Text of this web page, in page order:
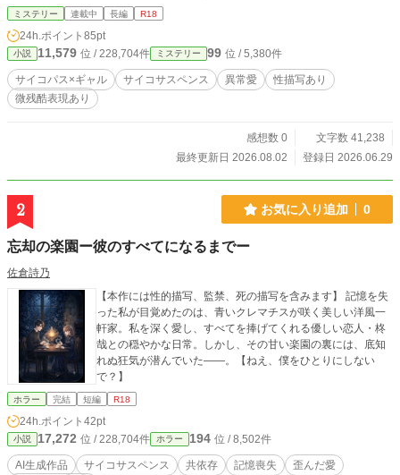
が、目覚めた部屋とは、風花が気に入った男性を監禁する場所であった。風花を
拒む啓介を暴力とセックスで支配するサイコパスな彼女。日を追うごとに、次第
に啓介の心を浸食していくが、彼にはどうしても、家へと戻らなければいけない
理由がある。それは、飼い猫の存在。啓介が家に戻らないと、食事を摂れない飼
い猫は、命の危険に晒される事になる。ただ、啓介が言う猫とは、彼が、拉致し
た女性の事である。啓介も、気に入った女性を自宅の地下室へ監禁し、暴力とセ
ックスで支配するサイコパスであった。1週間後、啓介が風花から逃げ帰った
ミステリー 連載中 長編 R18
24h.ポイント 85pt
小説 11,579 位 / 228,704件 ミステリー 99 位 / 5,380件
サイコパス×ギャル サイコサスペンス 異常愛
性描写あり
微残酷表現あり
感想数 0
文字数 41,238
最終更新日 2026.08.02
登録日 2026.06.29
2 お気に入り追加 0
忘却の楽園ー​彼のすべてになるまでー
佐倉詩乃
【本作には性的描写、監禁、死の描写を含みます】 記憶を失
った私が目覚めたのは、青いクレマチスが咲く美しい洋風一
軒家。私を深く愛し、すべてを捧げてくれる優しい恋人・柊
哉との穏やかな日常。しかし、その甘い楽園の裏には、底知
れぬ狂気が潜んでいた――。【ねえ、僕をひとりにしない
で？】
ホラー 完結 短編 R18
24h.ポイント 42pt
小説 17,272 位 / 228,704件 ホラー 194 位 / 8,502件
AI生成作品 サイコサスペンス 共依存 記憶喪失
歪んだ愛